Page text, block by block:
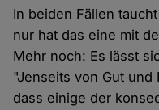
In beiden Fällen
nur hat das eine mit
Mehr noch: Es lässt
"Jenseits von Gut
dass einige der